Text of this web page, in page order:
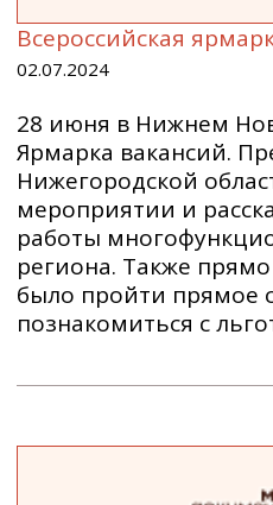
Всероссийская
02.07.2024
28 июня в Нижнем
Ярмарка вакансий.
Нижегородской
мероприятии и
работы
региона. Также
было пройти прямое
познакомиться с